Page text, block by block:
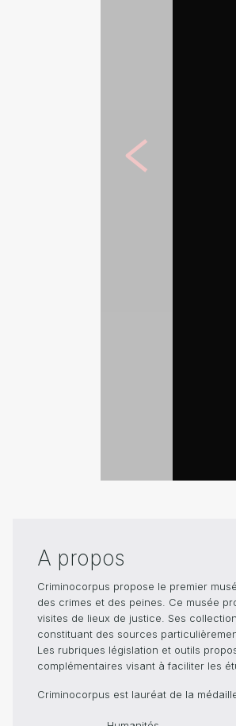
A propos
Criminocorpus propose le premier
des crimes et des peines. Ce musée
visites de lieux de justice. Ses
constituant des sources
Les rubriques législation et outils
complémentaires visant à faciliter les
Criminocorpus est lauréat de la